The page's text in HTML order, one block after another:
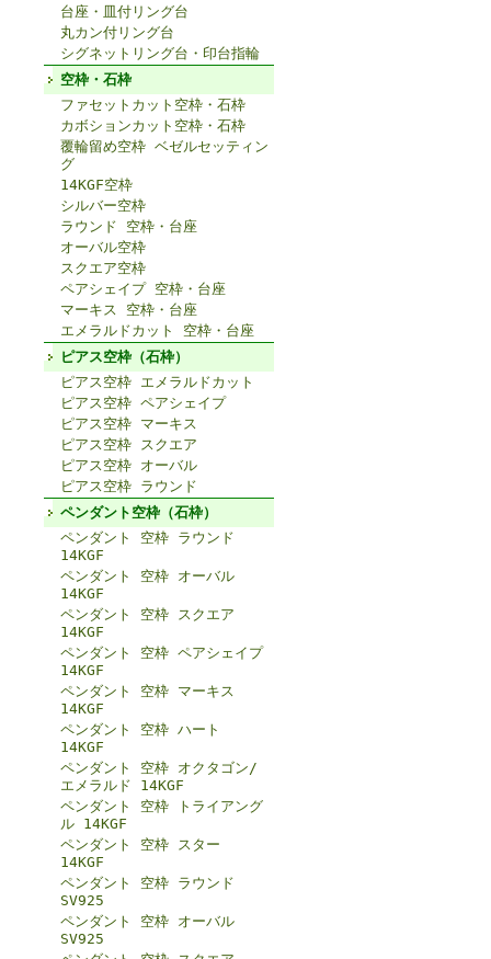
台座・皿付リング台
丸カン付リング台
シグネットリング台・印台指輪
空枠・石枠
ファセットカット空枠・石枠
カボションカット空枠・石枠
覆輪留め空枠 ベゼルセッティン
グ
14KGF空枠
シルバー空枠
ラウンド 空枠・台座
オーバル空枠
スクエア空枠
ペアシェイプ 空枠・台座
マーキス 空枠・台座
エメラルドカット 空枠・台座
ピアス空枠（石枠）
ピアス空枠 エメラルドカット
ピアス空枠 ペアシェイプ
ピアス空枠 マーキス
ピアス空枠 スクエア
ピアス空枠 オーバル
ピアス空枠 ラウンド
ペンダント空枠（石枠）
ペンダント 空枠 ラウンド
14KGF
ペンダント 空枠 オーバル
14KGF
ペンダント 空枠 スクエア
14KGF
ペンダント 空枠 ペアシェイプ
14KGF
ペンダント 空枠 マーキス
14KGF
ペンダント 空枠 ハート
14KGF
ペンダント 空枠 オクタゴン/
エメラルド 14KGF
ペンダント 空枠 トライアング
ル 14KGF
ペンダント 空枠 スター
14KGF
ペンダント 空枠 ラウンド
SV925
ペンダント 空枠 オーバル
SV925